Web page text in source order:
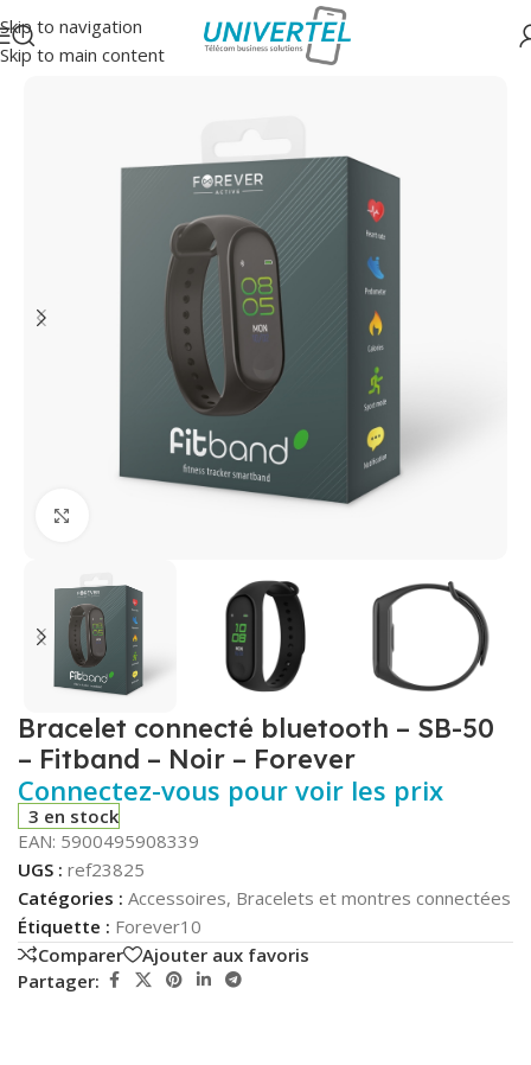
Skip to navigation
Skip to main content
Accueil/Accessoires Bracelets et montres connectées
Bracelet connecté bluetooth – SB-50
– Fitband – Noir – Forever
Connectez-vous pour voir les prix
3 en stock
EAN: 5900495908339
UGS : ref23825
Catégories : Accessoires, Bracelets et montres connectées
Étiquette : Forever10
Comparer
Ajouter aux favoris
Partager: